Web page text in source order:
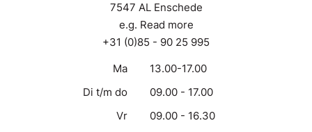
7547 AL Enschede
e.g. Read more
+31 (0)85 - 90 25 995
Ma
13.00-17.00
Di t/m do
09.00 - 17.00
Vr
09.00 - 16.30